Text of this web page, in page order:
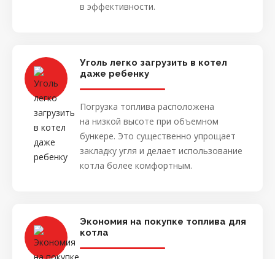
в эффективности.
Уголь легко загрузить в котел
даже ребенку
Погрузка топлива расположена
на низкой высоте при объемном
бункере. Это существенно упрощает
закладку угля и делает использование
котла более комфортным.
Экономия на покупке топлива для
котла